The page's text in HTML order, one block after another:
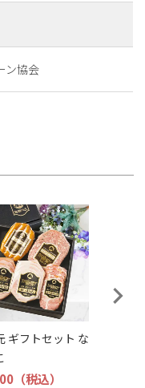
ン協会
ギフトセット な
（税込）